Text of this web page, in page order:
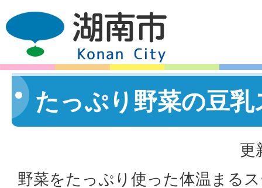
たっぷり野菜の豆
更
野菜をたっぷり使った体温まる